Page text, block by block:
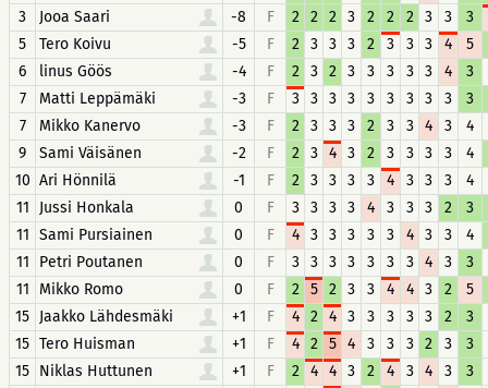
3
Jooa Saari -8 F 2 2 2 3 2 2 2 3 3
3
5
Tero Koivu -5 F 2 3 3 3 2 3 3 3 4
5
6
linus Göös -4 F 2 3 2 3 3 3 3 3 4
3
7
Matti Leppämäki -3 F 3 3 3 3 3 3 3 3 3
3
7
Mikko Kanervo -3 F 2 3 3 3 2 3 3 4 3
4
9
Sami Väisänen -2 F 2 3 4 3 2 3 3 3 3
4
10 Ari Hönnilä -1 F 2 3 3 3 3 4 3 3 3
4
11
Jussi Honkala 0 F 3 3 3 3 4 3 3 3 2
3
11 Sami Pursiainen 0 F 4 3 3 3 3 3 4 3 3
4
11
Petri Poutanen 0 F 3 3 3 3 3 3 3 4 3
3
11
Mikko Romo 0 F 2 5 2 3 3 4 4 3 2
5
15 Jaakko Lähdesmäki +1 F 4 2 4 3 3 3 3 3 2
3
15 Tero Huisman +1 F 4 2 5 4 3 3 3 2 3
3
15 Niklas Huttunen +1 F 2 4 4 3 2 4 3 4 3
3